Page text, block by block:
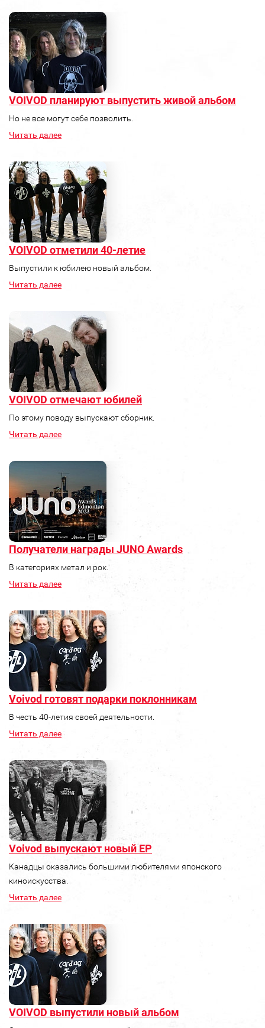
VOIVOD планируют выпустить живой альбом
Но не все могут себе позволить.
Читать далее
VOIVOD отметили 40-летие
Выпустили к юбилею новый альбом.
Читать далее
VOIVOD отмечают юбилей
По этому поводу выпускают сборник.
Читать далее
Получатели награды JUNO Awards
В категориях метал и рок.
Читать далее
Voivod готовят подарки поклонникам
В честь 40-летия своей деятельности.
Читать далее
Voivod выпускают новый ЕР
Канадцы оказались большими любителями японского
киноискусства.
Читать далее
VOIVOD выпустили новый альбом